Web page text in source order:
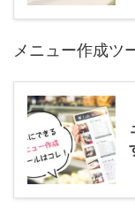
メニュー作成ツ